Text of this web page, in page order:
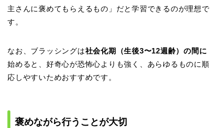
主さんに褒めてもらえるもの」だと学習できるのが理想で
す。
なお、ブラッシングは社会化期（生後3〜12週齢）の間に
始めると、好奇心が恐怖心よりも強く、あらゆるものに順
応しやすいためおすすめです。
褒めながら行うことが大切